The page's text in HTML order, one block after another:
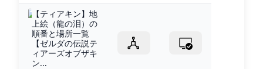
【ティアキン】地
上絵（龍の泪）の
順番と場所一覧
【ゼルダの伝説テ
ィアーズオブザキ
ン...